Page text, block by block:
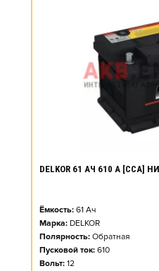
DELKOR 61 АЧ 610 А [CCA]
Ёмкость: 61 Ач
Марка: DELKOR
Полярность: Обратная
Пусковой ток: 610
Вольт: 12